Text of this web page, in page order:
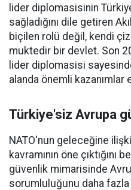
lider diplomasisinin
sağladığını dile getiren
biçilen rolü değil, kendi
muktedir bir devlet. Son
lider diplomasisi
alanda önemli
Türkiye'siz Avrupa
NATO'nun geleceğine
kavramının öne çıktığını
güvenlik mimarisinde
sorumluluğunu daha